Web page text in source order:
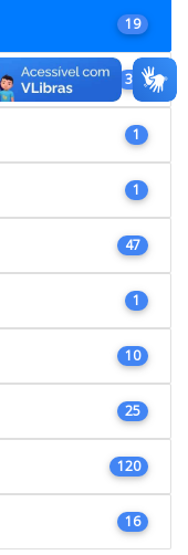
19
38
1
1
47
1
10
25
120
16